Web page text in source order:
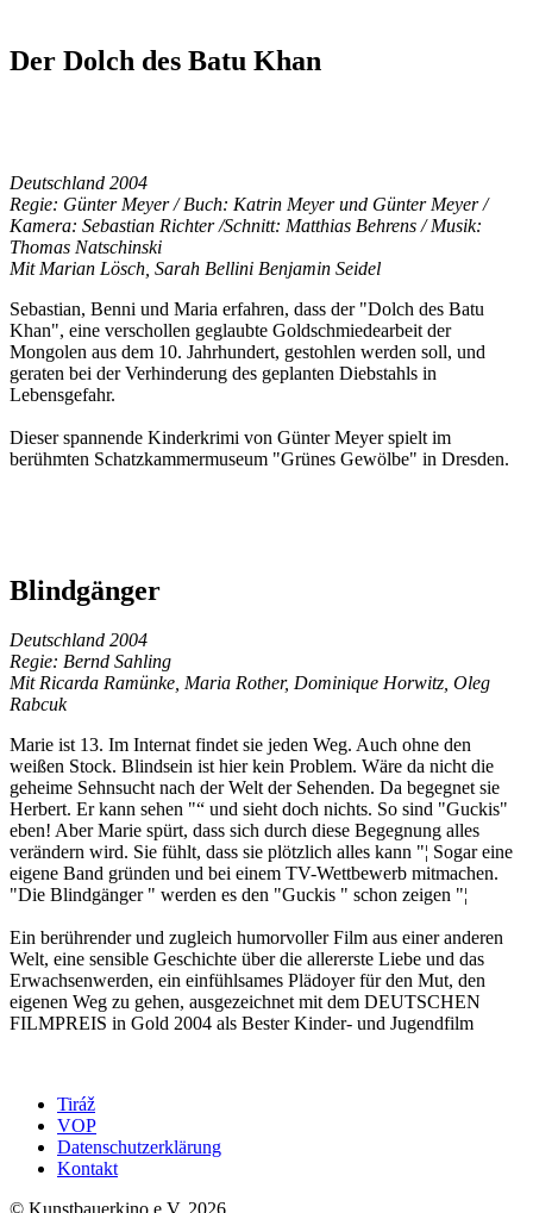
Der Dolch des Batu Khan
Deutschland 2004
Regie: Günter Meyer / Buch: Katrin Meyer und Günter Meyer /
Kamera: Sebastian Richter /Schnitt: Matthias Behrens / Musik:
Thomas Natschinski
Mit Marian Lösch, Sarah Bellini Benjamin Seidel
Sebastian, Benni und Maria erfahren, dass der "Dolch des Batu
Khan", eine verschollen geglaubte Goldschmiedearbeit der
Mongolen aus dem 10. Jahrhundert, gestohlen werden soll, und
geraten bei der Verhinderung des geplanten Diebstahls in
Lebensgefahr.
Dieser spannende Kinderkrimi von Günter Meyer spielt im
berühmten Schatzkammermuseum "Grünes Gewölbe" in Dresden.
Blindgänger
Deutschland 2004
Regie: Bernd Sahling
Mit Ricarda Ramünke, Maria Rother, Dominique Horwitz, Oleg
Rabcuk
Marie ist 13. Im Internat findet sie jeden Weg. Auch ohne den
weißen Stock. Blindsein ist hier kein Problem. Wäre da nicht die
geheime Sehnsucht nach der Welt der Sehenden. Da begegnet sie
Herbert. Er kann sehen "“ und sieht doch nichts. So sind "Guckis"
eben! Aber Marie spürt, dass sich durch diese Begegnung alles
verändern wird. Sie fühlt, dass sie plötzlich alles kann "¦ Sogar eine
eigene Band gründen und bei einem TV-Wettbewerb mitmachen.
"Die Blindgänger " werden es den "Guckis " schon zeigen "¦
Ein berührender und zugleich humorvoller Film aus einer anderen
Welt, eine sensible Geschichte über die allererste Liebe und das
Erwachsenwerden, ein einfühlsames Plädoyer für den Mut, den
eigenen Weg zu gehen, ausgezeichnet mit dem DEUTSCHEN
FILMPREIS in Gold 2004 als Bester Kinder- und Jugendfilm
Tiráž
VOP
Datenschutzerklärung
Kontakt